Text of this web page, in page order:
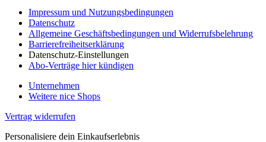
Impressum und Nutzungsbedingungen
Datenschutz
Allgemeine Geschäftsbedingungen und Widerrufsbelehrung
Barrierefreiheitserklärung
Datenschutz-Einstellungen
Abo-Verträge hier kündigen
Unternehmen
Weitere nice Shops
Vertrag widerrufen
Personalisiere dein Einkaufserlebnis